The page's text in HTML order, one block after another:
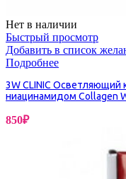
Нет в наличии
Быстрый просмотр
Добавить в список
Подробнее
3W CLINIC Осветляющий
ниацинамидом Collagen
850₽